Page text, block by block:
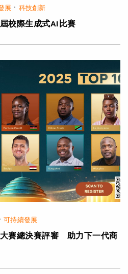
展 · 科技創新
校際生成式AI比賽
可持續發展
賽總決賽評審 助力下一代商